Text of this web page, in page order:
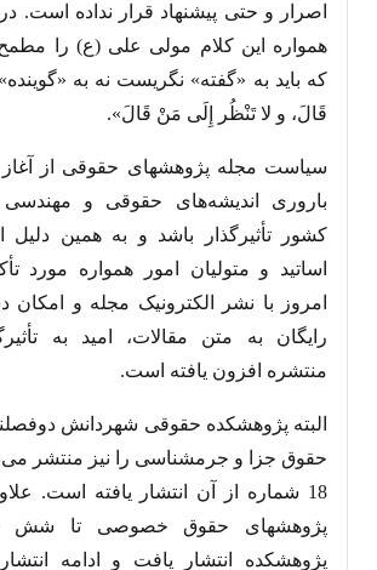
اصرار و حتی پیشنهاد قرار نداده است.
همواره این کلام مولی علی (ع) را
که باید به «گفته» نگریست نه به
قَالَ، و لا تَنْظُر إِلَی مَنْ قَالَ».
سیاست مجله پژوهشهای حقوقی از آغاز
باروری اندیشه‌های حقوقی و
کشور تأثیرگذار باشد و به همین دلیل
اساتید و متولیان امور همواره مورد
امروز با نشر الکترونیک مجله و امکان
رایگان به متن مقالات، امید به
منتشره افزون یافته است.
البته پژوهشکده حقوقی شهردانش
حقوق جزا و جرمشناسی را نیز منتشر
18 شماره از آن انتشار یافته است.
پژوهشهای حقوق خصوصی تا شش
پژوهشکده انتشار یافت و ادامه